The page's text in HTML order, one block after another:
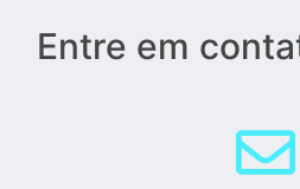
Entre em